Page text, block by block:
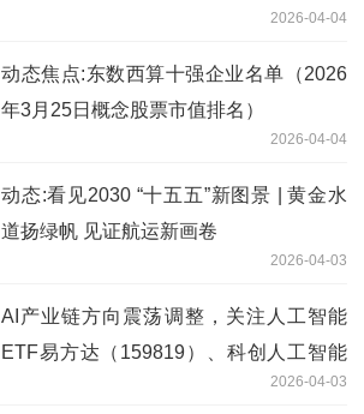
2026-04-04
动态焦点:东数西算十强企业名单（2026
年3月25日概念股票市值排名）
2026-04-04
动态:看见2030 “十五五”新图景 | 黄金水
道扬绿帆 见证航运新画卷
2026-04-03
AI产业链方向震荡调整，关注人工智能
ETF易方达（159819）、科创人工智能
ETF易方达（588730）投资机会-今亮点
2026-04-03